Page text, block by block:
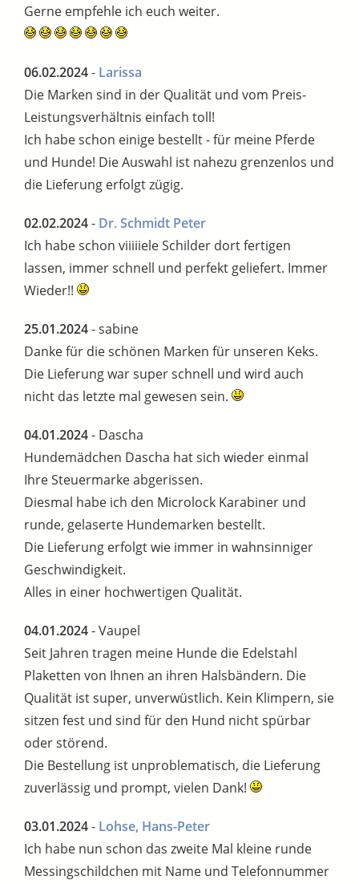
Gerne empfehle ich euch weiter.
06.02.2024- Larissa
Die Marken sind in der Qualität und vom Preis-
Leistungsverhältnis einfach toll!
Ich habe schon einige bestellt - für meine Pferde
und Hunde! Die Auswahl ist nahezu grenzenlos und
die Lieferung erfolgt zügig.
02.02.2024- Dr. Schmidt Peter
Ich habe schon viiiiiele Schilder dort fertigen
lassen, immer schnell und perfekt geliefert. Immer
Wieder!!
25.01.2024- sabine
Danke für die schönen Marken für unseren Keks.
Die Lieferung war super schnell und wird auch
nicht das letzte mal gewesen sein.
04.01.2024- Dascha
Hundemädchen Dascha hat sich wieder einmal
Ihre Steuermarke abgerissen.
Diesmal habe ich den Microlock Karabiner und
runde, gelaserte Hundemarken bestellt.
Die Lieferung erfolgt wie immer in wahnsinniger
Geschwindigkeit.
Alles in einer hochwertigen Qualität.
04.01.2024- Vaupel
Seit Jahren tragen meine Hunde die Edelstahl
Plaketten von Ihnen an ihren Halsbändern. Die
Qualität ist super, unverwüstlich. Kein Klimpern, sie
sitzen fest und sind für den Hund nicht spürbar
oder störend.
Die Bestellung ist unproblematisch, die Lieferung
zuverlässig und prompt, vielen Dank!
03.01.2024- Lohse, Hans-Peter
Ich habe nun schon das zweite Mal kleine runde
Messingschildchen mit Name und Telefonnummer